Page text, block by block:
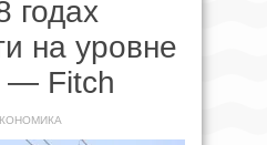
годах
на уровне
— Fitch